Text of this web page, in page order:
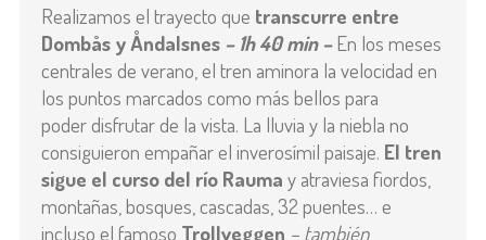
Realizamos el trayecto que transcurre entre
Dombås y Åndalsnes – 1h 40 min – En los meses
centrales de verano, el tren aminora la velocidad en
los puntos marcados como más bellos para
poder disfrutar de la vista. La lluvia y la niebla no
consiguieron empañar el inverosímil paisaje. El tren
sigue el curso del río Rauma y atraviesa fiordos,
montañas, bosques, cascadas, 32 puentes… e
incluso el famoso Trollveggen – también